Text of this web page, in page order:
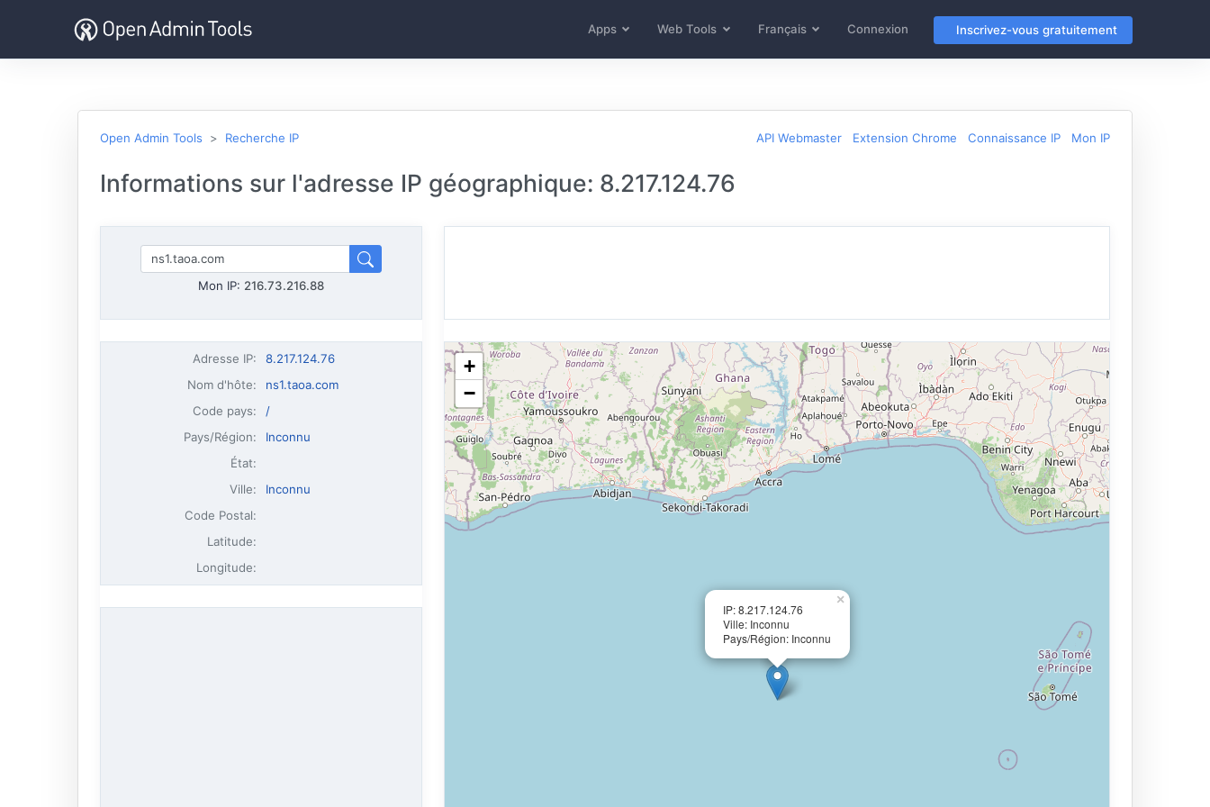
Apps Web Tools Français Connexion Inscrivez-vous gratuitement
Open Admin Tools Recherche IP API Webmaster Extension Chrome Connaissance IP Mon IP
Informations sur l'adresse IP géographique: 8.217.124.76
Mon IP: 216.73.216.88
Adresse IP:
8.217.124.76
Nom d'hôte:
ns1.taoa.com
Code pays:
/
Pays/Région:
Inconnu
État:
Ville:
Inconnu
Code Postal:
Latitude:
Longitude:
IP: 8.217.124.76
Ville: Inconnu
Pays/Région: Inconnu
×
+
−